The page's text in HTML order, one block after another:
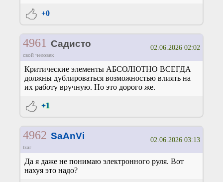
+0
4961 Садисто
свой человек
02.06.2026 02:02
Критические элементы АБСОЛЮТНО ВСЕГДА
должны дублироваться возможностью влиять на
их работу вручную. Но это дорого же.
+1
4962 SaAnVi
tzar
02.06.2026 03:13
Да я даже не понимаю электронного руля. Вот
нахуя это надо?